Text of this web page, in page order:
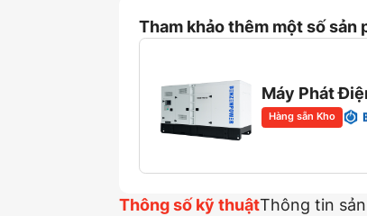
Tham khảo thêm một số sản
Máy Phát
Hàng sẵn Kho
Thông số kỹ thuậtThông tin